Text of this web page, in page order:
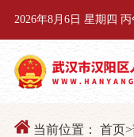
2026年8月6日 星期四
当前位置： 首页>